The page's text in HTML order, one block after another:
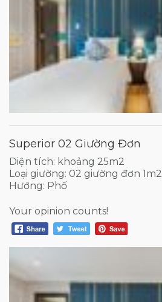
Superior 02 Giường Đơn
Diện tích: khoảng 25m2
Loại giường: 02 giường đơn 1m2
Hướng: Phố
Your opinion counts!